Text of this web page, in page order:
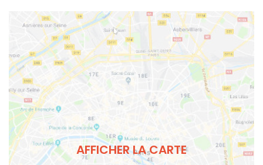
AFFICHER LA CARTE